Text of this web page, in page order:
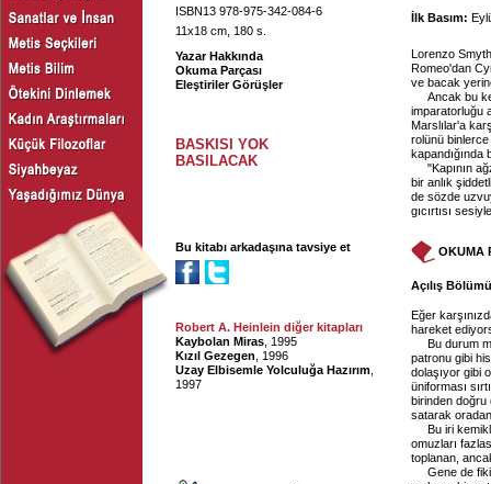
ISBN13 978-975-342-084-6
11x18 cm, 180 s.
Yazar Hakkında
Okuma Parçası
Eleştiriler Görüşler
BASKISI YOK
BASILACAK
Bu kitabı arkadaşına tavsiye et
Robert A. Heinlein diğer kitapları
Kaybolan Miras , 1995
Kızıl Gezegen , 1996
Uzay Elbisemle Yolculuğa Hazırım
1997
İlk Basım:
Lorenzo
Romeo'dan
ve bacak
Ancak bu
imparatorluğu
Marslılar'a
rolünü binlerce
"Kapının
bir anlık
de sözde
gıcırtısı
OKUMA
Açılış
Eğer
hareket
Bu durum
patronu gibi
dolaşıyor gibi
üniforması
birinden doğru
satarak
Bu iri
omuzları
toplanan,
Gene de